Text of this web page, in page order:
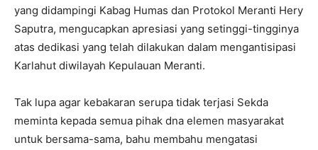
yang didampingi Kabag Humas dan Protokol Meranti Hery
Saputra, mengucapkan apresiasi yang setinggi-tingginya
atas dedikasi yang telah dilakukan dalam mengantisipasi
Karlahut diwilayah Kepulauan Meranti.
Tak lupa agar kebakaran serupa tidak terjasi Sekda
meminta kepada semua pihak dna elemen masyarakat
untuk bersama-sama, bahu membahu mengatasi